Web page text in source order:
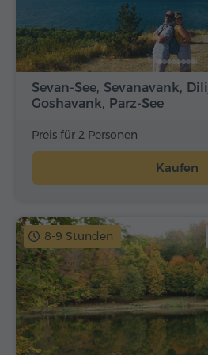
Sevan-See, Sevanavank,
Goshavank, Parz-See
Preis für 2 Personen
Kaufen
8-9 Stunden